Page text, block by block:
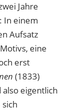
Jahre
In einem
Aufsatz
eine
erst
(1833)
eigentlich